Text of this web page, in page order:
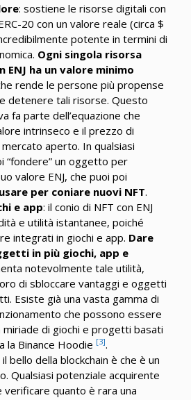
: sostiene le risorse digitali con
20 con un valore reale (circa $
potente in termini di
Ogni singola risorsa
ENJ ha un valore minimo
rende le persone più propense
detenere tali risorse. Questo
fa parte dell’equazione che
intrinseco e il prezzo di
mercato aperto. In qualsiasi
“fondere” un oggetto per
valore ENJ, che puoi poi
per coniare nuovi NFT.
e app: il conio di NFT con ENJ
e utilità istantanee, poiché
integrati in giochi e app. Dare
in più giochi, app e
notevolmente tale utilità,
di sbloccare vantaggi e oggetti
Esiste già una vasta gamma di
che possono essere
miriade di giochi e progetti basati
la Binance Hoodie [3].
il bello della blockchain è che è un
Qualsiasi potenziale acquirente
verificare quanto è rara una